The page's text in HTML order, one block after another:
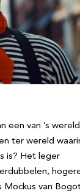
een van ’s
ter wereld
is? Het leger
van